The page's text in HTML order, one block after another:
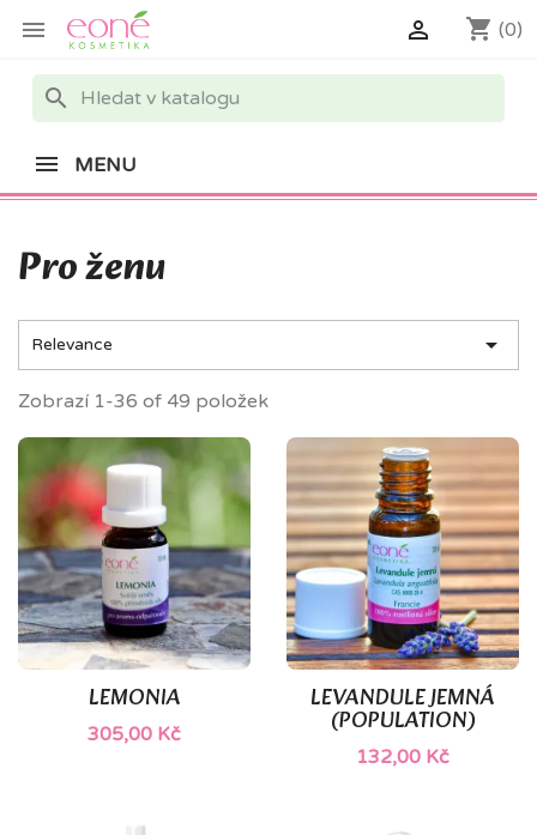
 shopping_cart (0)

search
MENU
Pro ženu
Relevance 
Zobrazí 1-36 of 49 položek
LEMONIA
305,00 Kč
LEVANDULE JEMNÁ
(POPULATION)
132,00 Kč